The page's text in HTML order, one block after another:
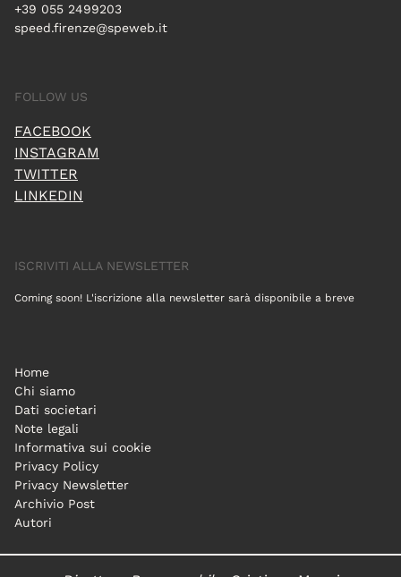
+39 055 2499203
speed.firenze@speweb.it
FOLLOW US
FACEBOOK
INSTAGRAM
TWITTER
LINKEDIN
ISCRIVITI ALLA NEWSLETTER
Coming soon! L'iscrizione alla newsletter sarà disponibile a breve
Home
Chi siamo
Dati societari
Note legali
Informativa sui cookie
Privacy Policy
Privacy Newsletter
Archivio Post
Autori